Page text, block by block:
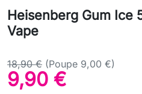
Heisenberg Gum Ice
Vape
18,90 € (Poupe 9,00 €)
9,90 €